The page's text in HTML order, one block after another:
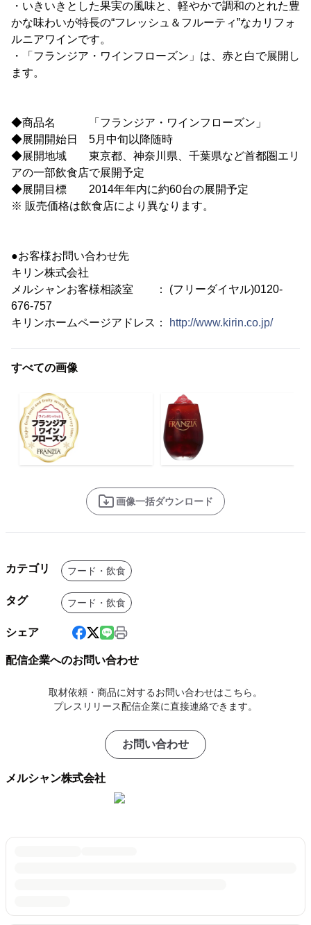
・いきいきとした果実の風味と、軽やかで調和のとれた豊
かな味わいが特長の“フレッシュ＆フルーティ”なカリフォ
ルニアワインです。
・「フランジア・ワインフローズン」は、赤と白で展開し
ます。
◆商品名 「フランジア・ワインフローズン」
◆展開開始日 5月中旬以降随時
◆展開地域 東京都、神奈川県、千葉県など首都圏エリ
アの一部飲食店で展開予定
◆展開目標 2014年年内に約60台の展開予定
※ 販売価格は飲食店により異なります。
●お客様お問い合わせ先
キリン株式会社
メルシャンお客様相談室 ： (フリーダイヤル)0120-
676-757
キリンホームページアドレス：
http://www.kirin.co.jp/
すべての画像
画像一括ダウンロード
カテゴリ フード・飲食
タグ フード・飲食
シェア
配信企業へのお問い合わせ
取材依頼・商品に対するお問い合わせはこちら。
プレスリリース配信企業に直接連絡できます。
お問い合わせ
メルシャン株式会社